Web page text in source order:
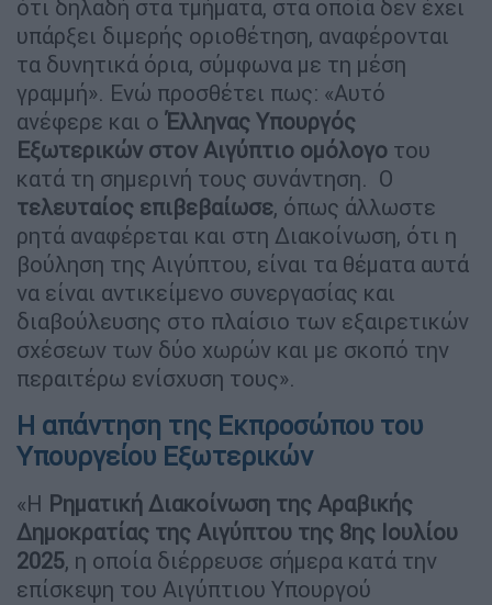
ότι δηλαδή στα τμήματα, στα οποία δεν έχει
υπάρξει διμερής οριοθέτηση, αναφέρονται
τα δυνητικά όρια, σύμφωνα με τη μέση
γραμμή». Ενώ προσθέτει πως: «Αυτό
ανέφερε και ο Έλληνας Υπουργός
Εξωτερικών στον Αιγύπτιο ομόλογο του
κατά τη σημερινή τους συνάντηση. Ο
τελευταίος επιβεβαίωσε, όπως άλλωστε
ρητά αναφέρεται και στη Διακοίνωση, ότι η
βούληση της Αιγύπτου, είναι τα θέματα αυτά
να είναι αντικείμενο συνεργασίας και
διαβούλευσης στο πλαίσιο των εξαιρετικών
σχέσεων των δύο χωρών και με σκοπό την
περαιτέρω ενίσχυση τους».
Η απάντηση της Εκπροσώπου του
Υπουργείου Εξωτερικών
«Η Ρηματική Διακοίνωση της Αραβικής
Δημοκρατίας της Αιγύπτου της 8ης Ιουλίου
2025, η οποία διέρρευσε σήμερα κατά την
επίσκεψη του Αιγύπτιου Υπουργού